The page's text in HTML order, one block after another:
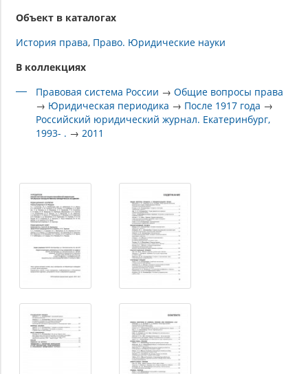
Объект в каталогах
История права Право. Юридические науки
В коллекциях
Правовая система России →Общие вопросы права
→ Юридическая периодика → После 1917 года →
Российский юридический журнал. Екатеринбург,
1993- . → 2011